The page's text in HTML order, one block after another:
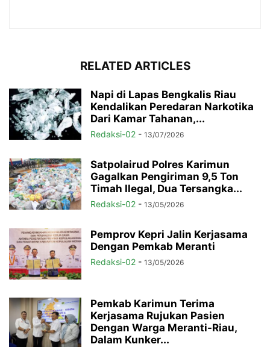
RELATED ARTICLES
Napi di Lapas Bengkalis Riau
Kendalikan Peredaran Narkotika
Dari Kamar Tahanan,...
Redaksi-02 - 13/07/2026
Satpolairud Polres Karimun
Gagalkan Pengiriman 9,5 Ton
Timah Ilegal, Dua Tersangka...
Redaksi-02 - 13/05/2026
Pemprov Kepri Jalin Kerjasama
Dengan Pemkab Meranti
Redaksi-02 - 13/05/2026
Pemkab Karimun Terima
Kerjasama Rujukan Pasien
Dengan Warga Meranti-Riau,
Dalam Kunker...